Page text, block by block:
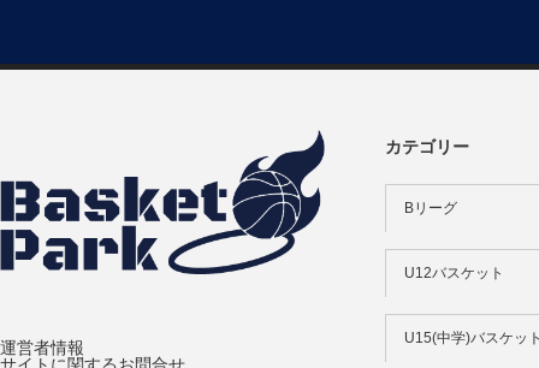
カテゴリー
Bリーグ
U12バスケット
U15(中学)バスケッ
運営者情報